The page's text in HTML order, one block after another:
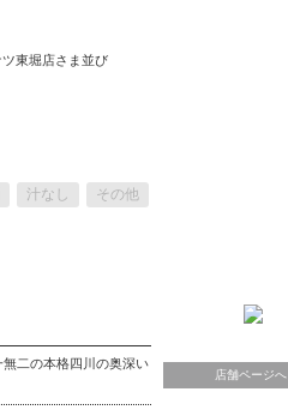
東堀店さま並び
汁なし
その他
二の本格四川の奥深い
店舗ページへ